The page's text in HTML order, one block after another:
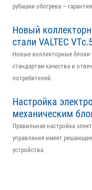
рубашки обогрева –
Новый
стали VALTEC
Новые коллекторные блоки
стандартам качества и
потребителей.
Настройка
механическим
Правильная настройка
управления имеет
устройства.